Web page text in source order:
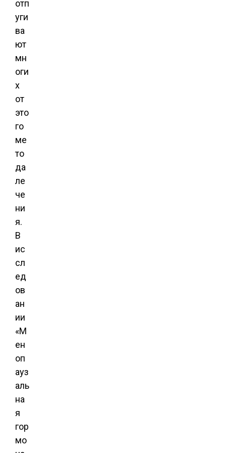
отп
уги
ва
ют
мн
оги
х
от
это
го
ме
то
да
ле
че
ни
я.
В
ис
сл
ед
ов
ан
ии
«М
ен
оп
ауз
аль
на
я
гор
мо